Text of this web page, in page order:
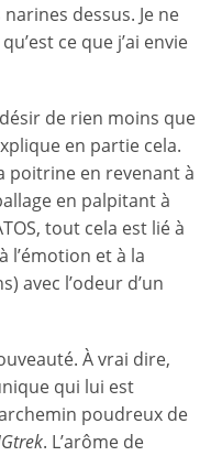
dessus. Je ne
ce que j’ai envie
de rien moins que
en partie cela.
poitrine en revenant à
en palpitant à
tout cela est lié à
l’émotion et à la
avec l’odeur d’un
À vrai dire,
qui lui est
poudreux de
. L’arôme de